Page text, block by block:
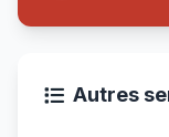
Autres